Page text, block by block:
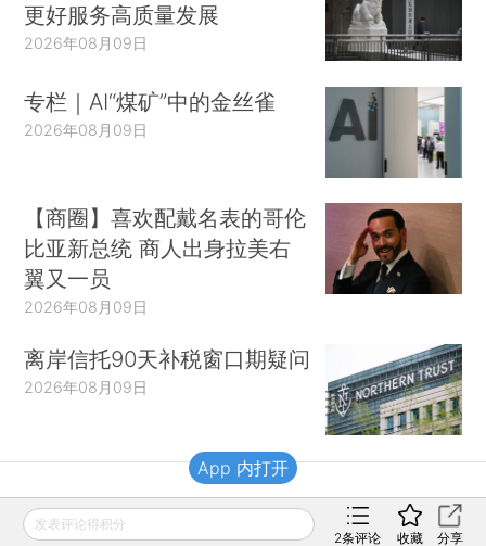
更好服务高质量发展
2026年08月09日
专栏｜AI“煤矿”中的金丝雀
2026年08月09日
【商圈】喜欢配戴名表的哥伦
比亚新总统 商人出身拉美右
翼又一员
2026年08月09日
离岸信托90天补税窗口期疑问
2026年08月09日
财新移动
发表评论得积分
2条评论 收藏 分享
App 内打开